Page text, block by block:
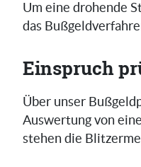
Um eine drohende
das
Einspruch
Über unser
Auswertung von
stehen die